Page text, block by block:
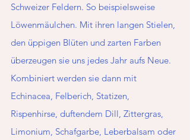
Schweizer Feldern. So beispielsweise
Löwenmäulchen. Mit ihren langen Stielen,
den üppigen Blüten und zarten Farben
überzeugen sie uns jedes Jahr aufs Neue.
Kombiniert werden sie dann mit
Echinacea, Felberich, Statizen,
Rispenhirse, duftendem Dill, Zittergras,
Limonium, Schafgarbe, Leberbalsam oder